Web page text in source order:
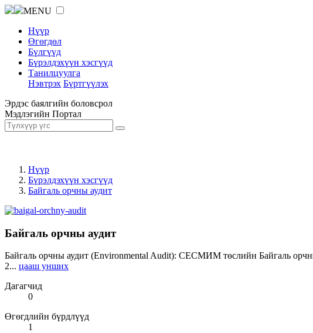
MENU
Нүүр
Өгөгдөл
Бүлгүүд
Бүрэлдэхүүн хэсгүүд
Танилцуулга
Нэвтрэх Бүртгүүлэх
Эрдэс баялгийн боловсрол
Мэдлэгийн Портал
Нүүр
Бүрэлдэхүүн хэсгүүд
Байгаль орчны аудит
Байгаль орчны аудит
Байгаль орчны аудит (Environmental Audit): СЕСМИМ төслийн Байгаль
2... цааш унших
Дагагчид
0
Өгөгдлийн бүрдлүүд
1